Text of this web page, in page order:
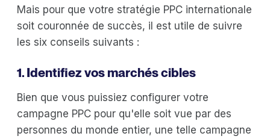
Mais pour que votre stratégie PPC internationale
soit couronnée de succès, il est utile de suivre
les six conseils suivants :
1. Identifiez vos marchés cibles
Bien que vous puissiez configurer votre
campagne PPC pour qu'elle soit vue par des
personnes du monde entier, une telle campagne